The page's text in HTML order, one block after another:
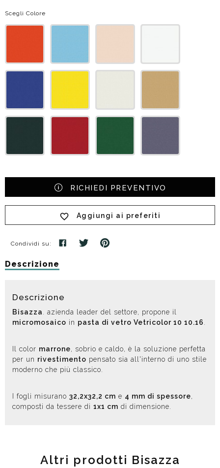
Scegli Colore
RICHIEDI PREVENTIVO
Aggiungi ai preferiti
Condividi su:
Descrizione
Descrizione
Bisazza
. azienda leader del settore, propone il
micromosaico in pasta di vetro Vetricolor 10 10.16
Il color marrone, sobrio e caldo, è la soluzione perfetta
per un rivestimento pensato sia all'interno di uno stile
moderno che più classico.
I fogli misurano 32,2x32,2 cm e 4 mm di spessore,
composti da tessere di 1x1 cm di dimensione.
Altri prodotti Bisazza